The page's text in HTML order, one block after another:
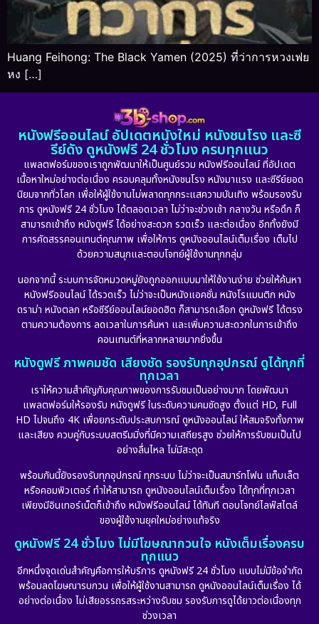
Huang Feihong: The Black Yamen (2025) ที่ว่าการหวงเฟย
หง […]
หนังฟรีออนไลน์ อัปเดตหนังใหม่ หนังชนโรง และซี
รีย์ดัง ดูหนังฟรี 24 ชั่วโมง ครบทุกแนว
แพลตฟอร์มของเราถูกพัฒนาให้เป็นศูนย์รวม หนังฟรีออนไลน์ ที่อัปเดต
เนื้อหาใหม่อย่างต่อเนื่อง ครอบคลุมทั้งหนังชนโรง หนังมาแรง และซีรีย์ยอด
นิยมจากทั่วโลก เพื่อให้ผู้ใช้งานไม่พลาดทุกกระแสความบันเทิง พร้อมรองรับ
การ ดูหนังฟรี 24 ชั่วโมง ได้ตลอดเวลา ไม่ว่าจะช่วงเช้า กลางวัน หรือดึก ก็
สามารถเข้าถึง หนังดูฟรี ได้อย่างสะดวก รวดเร็ว และต่อเนื่อง อีกทั้งยังมี
การคัดสรรคอนเทนต์คุณภาพ เพื่อให้การ ดูหนังออนไลน์เต็มเรื่อง เต็มไป
ด้วยความสนุกและตอบโจทย์ผู้ใช้งานทุกกลุ่ม
นอกจากนี้ ระบบการจัดหมวดหมู่ยังถูกออกแบบมาให้ใช้งานง่าย ช่วยให้ค้นหา
หนังฟรีออนไลน์ ได้รวดเร็ว ไม่ว่าจะเป็นหนังแอคชั่น หนังโรแมนติก หนัง
ดราม่า หนังตลก หรือซีรีย์ออนไลน์ยอดฮิต ก็สามารถเลือก ดูหนังฟรี ได้ตรง
ตามความต้องการ ลดเวลาในการค้นหา และเพิ่มความสะดวกในการเข้าถึง
คอนเทนต์ที่หลากหลายมากยิ่งขึ้น
หนังดูฟรี ภาพคมชัด เสียงชัด รองรับทุกอุปกรณ์ ดูได้ทุกที่
ทุกเวลา
เราให้ความสำคัญกับคุณภาพของการรับชมเป็นอย่างมาก โดยพัฒนา
แพลตฟอร์มให้รองรับ หนังดูฟรี ในระดับความคมชัดสูง ตั้งแต่ HD, Full
HD ไปจนถึง 4K เพื่อยกระดับประสบการณ์ ดูหนังออนไลน์ ให้สมจริงทั้งภาพ
และเสียง ควบคู่กับระบบสตรีมมิ่งที่มีความเสถียรสูง ช่วยให้การรับชมเป็นไป
อย่างลื่นไหล ไม่มีสะดุด
พร้อมกันนี้ยังรองรับทุกอุปกรณ์ ทุกระบบ ไม่ว่าจะเป็นสมาร์ทโฟน แท็บเล็ต
หรือคอมพิวเตอร์ ทำให้สามารถ ดูหนังออนไลน์เต็มเรื่อง ได้ทุกที่ทุกเวลา
เพียงมีอินเทอร์เน็ตก็เข้าถึง หนังฟรีออนไลน์ ได้ทันที ตอบโจทย์ไลฟ์สไตล์
ของผู้ใช้งานยุคใหม่อย่างแท้จริง
ดูหนังฟรี 24 ชั่วโมง ไม่มีโฆษณากวนใจ หนังเต็มเรื่องครบ
ทุกแนว
อีกหนึ่งจุดเด่นสำคัญคือการให้บริการ ดูหนังฟรี 24 ชั่วโมง แบบไม่มีข้อจำกัด
พร้อมลดโฆษณารบกวน เพื่อให้ผู้ใช้งานสามารถ ดูหนังออนไลน์เต็มเรื่อง ได้
อย่างต่อเนื่อง ไม่เสียอรรถรสระหว่างรับชม รองรับการดูได้ยาวต่อเนื่องทุก
ช่วงเวลา